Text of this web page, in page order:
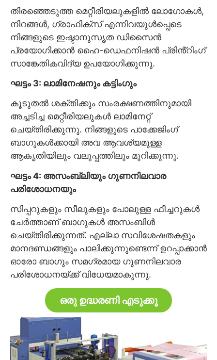
തിരഞ്ഞെടുത്ത മെറ്റീരിയലുകളിൽ ലോഗോകൾ,
നിറങ്ങൾ, ഗ്രാഫിക്സ് എന്നിവയുൾപ്പെടെ
നിങ്ങളുടെ ഇഷ്ടാനുസൃത ഡിസൈൻ
പ്രയോഗിക്കാൻ ഹൈ-ഡെഫനിഷൻ പ്രിൻ്റിംഗ്
സാങ്കേതികവിദ്യ ഉപയോഗിക്കുന്നു.
ഘട്ടം 3: ലാമിനേഷനും കട്ടിംഗും
കൂടുതൽ ശക്തിക്കും സംരക്ഷണത്തിനുമായി
അച്ചടിച്ച മെറ്റീരിയലുകൾ ലാമിനേറ്റ്
ചെയ്തിരിക്കുന്നു. നിങ്ങളുടെ പാക്കേജിംഗ്
ബാഗുകൾക്കായി അവ ആവശ്യമുള്ള
ആകൃതിയിലും വലുപ്പത്തിലും മുറിക്കുന്നു.
ഘട്ടം 4: അസംബ്ലിയും ഗുണനിലവാര
പരിശോധനയും
സിപ്പറുകളും സീലുകളും പോലുള്ള ഫീച്ചറുകൾ
ചേർത്താണ് ബാഗുകൾ അസംബിൾ
ചെയ്തിരിക്കുന്നത്. എല്ലാ സവിശേഷതകളും
മാനദണ്ഡങ്ങളും പാലിക്കുന്നുണ്ടെന്ന് ഉറപ്പാക്കാൻ
ഓരോ ബാഗും സമഗ്രമായ ഗുണനിലവാര
പരിശോധനയ്ക്ക് വിധേയമാകുന്നു.
ഒരു ഉദ്ധരണി എടുക്കൂ